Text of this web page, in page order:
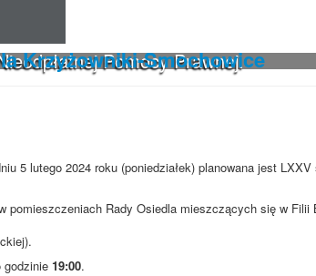
Pomocy Prawnej.
Krzyżowniki-Smochowice
5 lutego 2024 roku (poniedziałek) planowana jest
pomieszczeniach Rady Osiedla mieszczących się w
godzinie 19:00.